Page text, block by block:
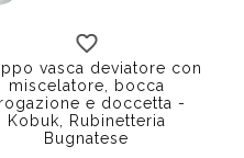
vasca deviatore con
miscelatore, bocca
e doccetta -
Kobuk, Rubinetteria
Bugnatese